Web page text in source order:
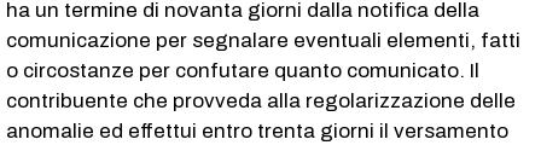
ha un termine di novanta giorni dalla notifica della
comunicazione per segnalare eventuali elementi, fatti
o circostanze per confutare quanto comunicato. Il
contribuente che provveda alla regolarizzazione delle
anomalie ed effettui entro trenta giorni il versamento